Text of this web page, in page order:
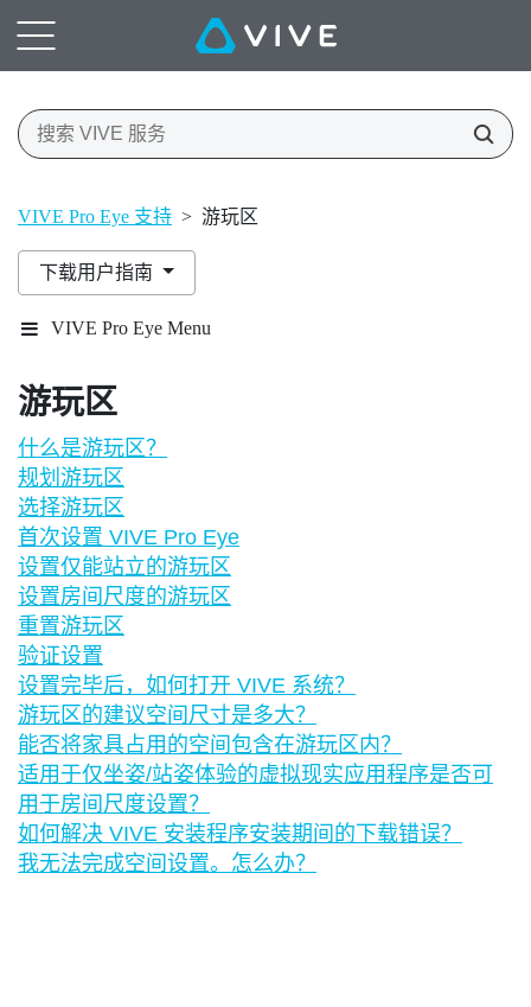
VIVE Pro Eye 支持 > 游玩区
下载用户指南
VIVE Pro Eye Menu
游玩区
什么是游玩区？
规划游玩区
选择游玩区
首次设置 VIVE Pro Eye
设置仅能站立的游玩区
设置房间尺度的游玩区
重置游玩区
验证设置
设置完毕后，如何打开 VIVE 系统？
游玩区的建议空间尺寸是多大？
能否将家具占用的空间包含在游玩区内？
适用于仅坐姿/站姿体验的虚拟现实应用程序是否可
用于房间尺度设置？
如何解决 VIVE 安装程序安装期间的下载错误？
我无法完成空间设置。怎么办？